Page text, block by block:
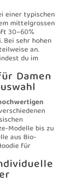
einer typischen
mittelgrossen
30–60%
sehr hohen
an.
du im
Damen
Modelle bis zu
aus Bio-
für